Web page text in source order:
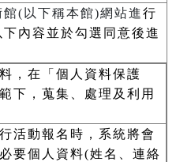
(以下稱本館)網站進行
內容並於勾選同意後進
，在「個人資料保護
下，蒐集、處理及利用
活動報名時，系統將會
要個人資料(姓名、連絡